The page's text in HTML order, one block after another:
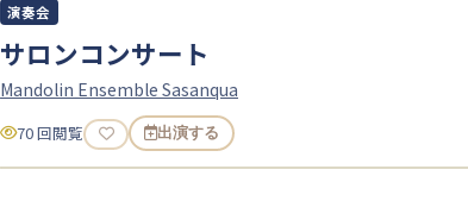
演奏会
サロンコンサート
Mandolin Ensemble Sasanqua
70 回閲覧 出演する